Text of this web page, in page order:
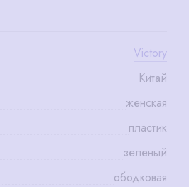
Victory
Китай
женская
пластик
зеленый
ободковая